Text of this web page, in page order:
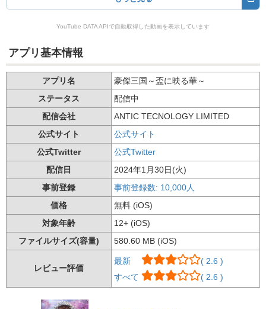
YouTube DATA APIで自動取得した動画を表示しています
アプリ基本情報
アプリ名
豪傑三国～盃に映る華～
ステータス
配信中
配信会社
ANTIC TECNOLOGY LIMITED
公式サイト
公式サイト
公式Twitter
公式Twitter
配信日
2024年1月30日(火)
事前登録
事前登録数: 10,000人
価格
無料 (iOS)
対象年齢
12+ (iOS)
ファイルサイズ(容量)
580.60 MB (iOS)
レビュー評価
最新
( 2.6 )
すべて
( 2.6 )